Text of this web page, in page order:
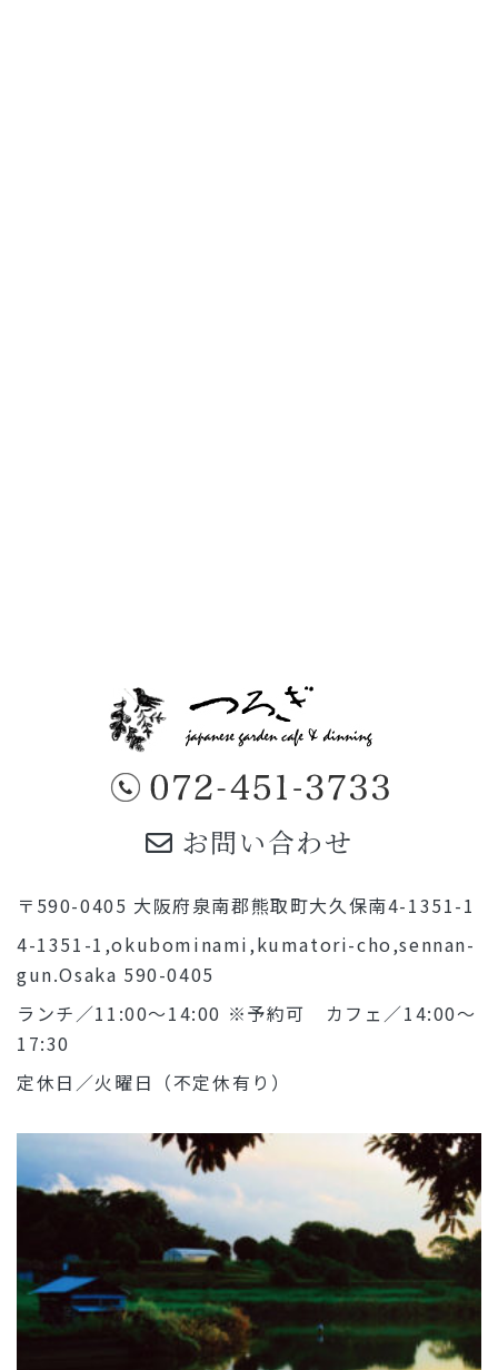
お問い合わせ
〒590-0405 大阪府泉南郡熊取町大久保南4-1351-1
4-1351-1,okubominami,kumatori-cho,sennan-
gun.Osaka 590-0405
ランチ／11:00～14:00 ※予約可 カフェ／14:00～
17:30
定休日／火曜日（不定休有り）